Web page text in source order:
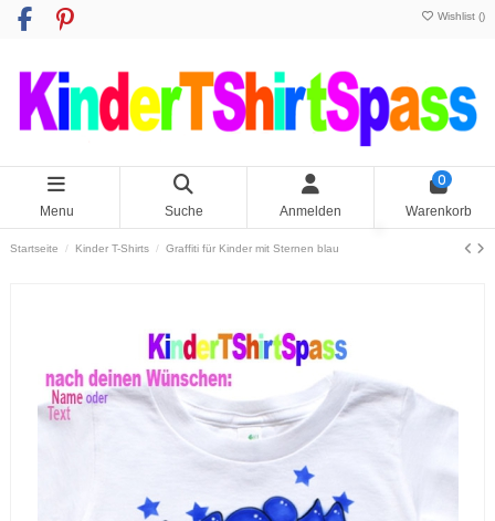
Wishlist ()
Menu Suche Anmelden
0
Warenkorb
Startseite Kinder T-Shirts Graffiti für Kinder mit Sternen blau